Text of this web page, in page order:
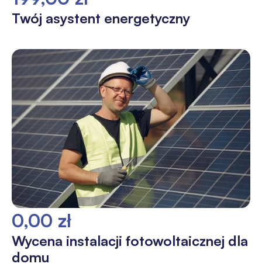
Twój asystent energetyczny
0,00 zł
Wycena instalacji fotowoltaicznej dla
domu